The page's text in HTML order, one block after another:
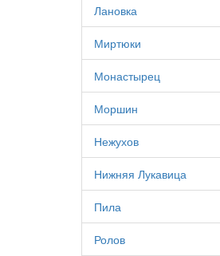
Лановка
Миртюки
Монастырец
Моршин
Нежухов
Нижняя Лукавица
Пила
Ролов